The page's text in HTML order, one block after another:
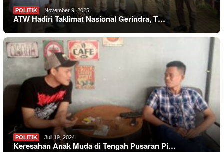
POLITIK November 9, 2025
ATW Hadiri Taklimat Nasional Gerindra, T…
POLITIK Juli 19, 2024
Keresahan Anak Muda di Tengah Pusaran Pi…